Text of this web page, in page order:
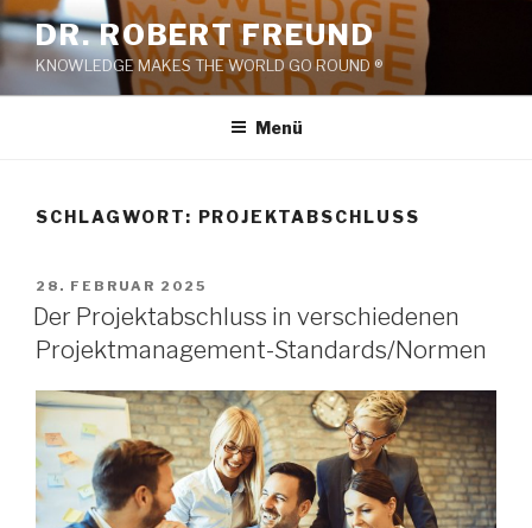
Zum
Inhalt
springen
DR. ROBERT FREUND
KNOWLEDGE MAKES THE WORLD GO ROUND ®
Menü
SCHLAGWORT: PROJEKTABSCHLUSS
VERÖFFENTLICHT
AM
28. FEBRUAR 2025
Der Projektabschluss in verschiedenen
Projektmanagement-Standards/Normen